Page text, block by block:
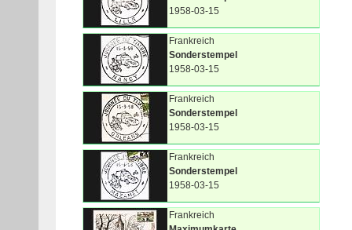
1958-03-15
Frankreich
Sonderstempel
1958-03-15
Frankreich
Sonderstempel
1958-03-15
Frankreich
Sonderstempel
1958-03-15
Frankreich